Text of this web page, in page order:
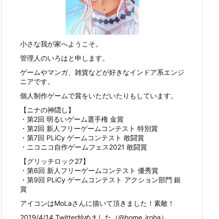
小さな我が家へようこそ。
管理人のいろはと申します。
ゲームやマンガ、雑貨などが好きなインドア系エンジ
ニアです。
個人制作ゲームで賞をいただいたりもしています。
【ニナの神隠し】
・第2回 明るいゲーム選手権 金賞
・第2回 新人フリーゲームコンテスト 特別賞
・第7回 PLiCy ゲームコンテスト 敢闘賞
・ニコニコ自作ゲームフェス2021 敢闘賞
【グリッチロック27】
・第6回 新人フリーゲームコンテスト 優秀賞
・第9回 PLiCy ゲームコンテスト アクション部門 銀
賞
アイコンはMoLaさんに描いて頂きました！素敵！
2019/4/14 Twitter始めました（@home_iroha）